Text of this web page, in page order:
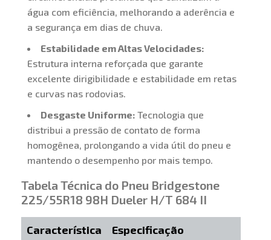
água com eficiência, melhorando a aderência e
a segurança em dias de chuva.
Estabilidade em Altas Velocidades:
Estrutura interna reforçada que garante
excelente dirigibilidade e estabilidade em retas
e curvas nas rodovias.
Desgaste Uniforme: Tecnologia que
distribui a pressão de contato de forma
homogênea, prolongando a vida útil do pneu e
mantendo o desempenho por mais tempo.
Tabela Técnica do Pneu Bridgestone
225/55R18 98H Dueler H/T 684 II
Característica
Especificação